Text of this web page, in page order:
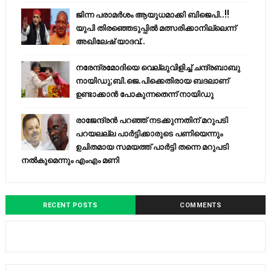
ജിന്ന പരാമര്‍ശം ആയുധമാക്കി ബിജെപി..!!
യുപി തിരഞ്ഞെടുപ്പില്‍ മത്സരിക്കാനില്ലെന്ന്
അഖിലേഷ് യാദവ്..
നരേന്ദ്രമോദിയെ വെല്ലുവിളിച്ച് ചന്ദ്രബാബു
നായിഡു;ബി.ജെ.പിക്കെതിരായ ബദലാണ്
ഉണ്ടാക്കാന്‍ പോകുന്നതെന്ന് നായിഡു
രാജേന്ദ്രന്‍ പറഞ്ഞ് നടക്കുന്നതിന് മറുപടി
പറയലല്ല പാര്‍ട്ടിക്കാരുടെ പണിയെന്നും
ഉചിതമായ സമയത്ത് പാര്‍ട്ടി തന്നെ മറുപടി
നല്‍കുമെന്നും എംഎം മണി
RECENT POSTS COMMENTS